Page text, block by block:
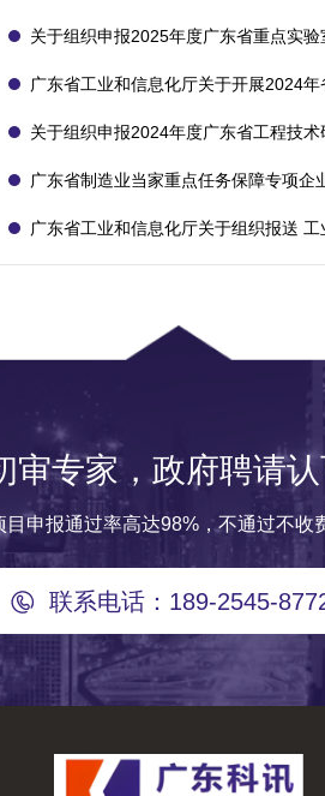
审专家，政府聘请
目申报通过率高达98%，不通过不收
联系电话：189-2545-